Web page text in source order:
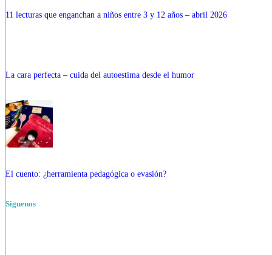
11 lecturas que enganchan a niños entre 3 y 12 años – abril 2026
La cara perfecta – cuida del autoestima desde el humor
El cuento: ¿herramienta pedagógica o evasión?
Siguenos